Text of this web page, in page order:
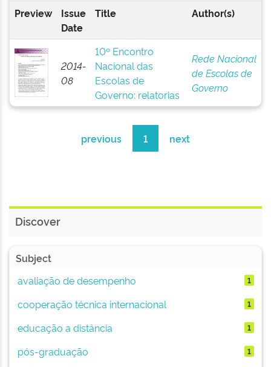
Preview
Issue
Date
Title Author(s)
2014-
08
10º Encontro
Nacional das
Escolas de
Governo: relatorias
Rede Nacional
de Escolas de
Governo
previous 1 next
Discover
Subject
avaliação de desempenho
1
cooperação técnica internacional 1
educação a distância 1
pós-graduação 1